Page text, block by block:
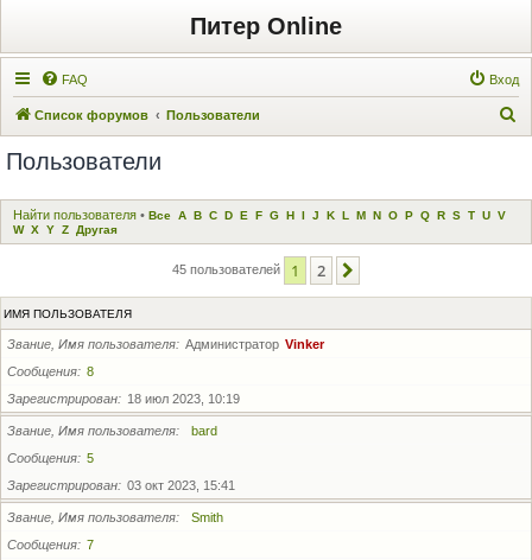
Питер Online
FAQ Вход
Список форумов Пользователи
с
Пользователи
Найти пользователя • Все A B C D E F G H I J K L M N O P Q R S T U V
W X Y Z Другая
45 пользователей 1 2
ИМЯ ПОЛЬЗОВАТЕЛЯ
Звание, Имя пользователя Администратор Vinker
Сообщения
8
Зарегистрирован
18 июл 2023, 10:19
Звание, Имя пользователя
bard
Сообщения
5
Зарегистрирован
03 окт 2023, 15:41
Звание, Имя пользователя
Smith
Сообщения
7